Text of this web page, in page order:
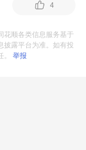
4
花顺各类信息服务基于
披露平台为准。如有投
。举报